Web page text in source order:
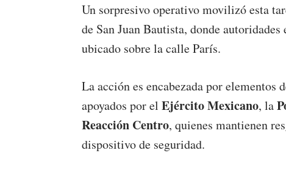
Un sorpresivo operativo movilizó esta
de San Juan Bautista, donde
ubicado sobre la calle París.
La acción es encabezada por elementos
apoyados por elEjército Mexicano, la
Reacción Centro, quienes mantienen
dispositivo de seguridad.